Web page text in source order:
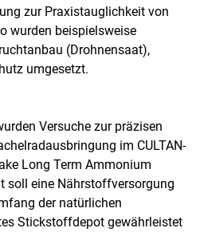
zur Praxistauglichkeit von
wurden beispielsweise
(Drohnensaat),
umgesetzt.
Versuche zur präzisen
im CULTAN-
Long Term Ammonium
soll eine Nährstoffversorgung
der natürlichen
Stickstoffdepot gewährleistet